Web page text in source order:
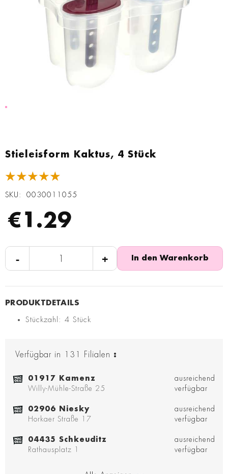
Stieleisform Kaktus, 4 Stück
★★★★★
SKU 0030011055
€1.29
- + In den Warenkorb
Stückzahl: 4 Stück
Verfügbar in 131 Filialen :
01917 Kamenz
Willy-Mühle-Straße 25
ausreichend
verfügbar
02906 Niesky
Horkaer Straße 17
ausreichend
verfügbar
04435 Schkeuditz
Rathausplatz 1
ausreichend
verfügbar
Anfang
Bildgalerie